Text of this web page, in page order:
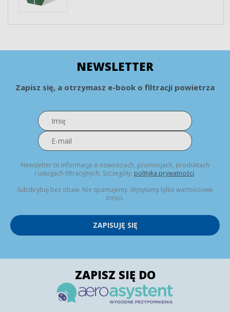
NEWSLETTER
Zapisz się, a otrzymasz e-book o filtracji powietrza
Newsletter to informacje o nowościach, promocjach, produktach
i usługach filtracyjnych. Szczegóły: polityka prywatności.
Subskrybuj bez obaw. Nie spamujemy. Wysyłamy tylko wartościowe
treści.
ZAPISUJĘ SIĘ
ZAPISZ SIĘ DO